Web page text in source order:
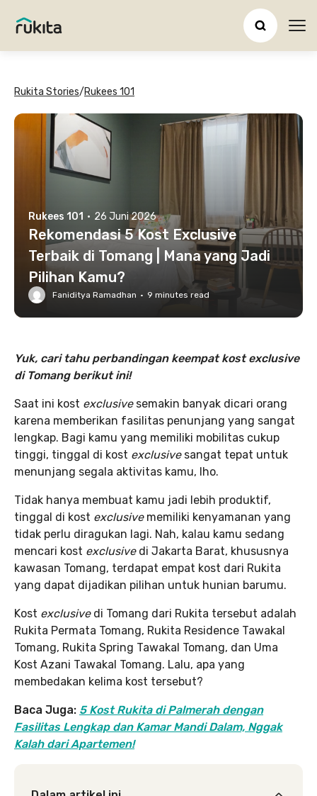
Rukita Stories/Rukees 101
Rukees 101 · 26 Juni 2026
Rekomendasi 5 Kost Exclusive
Terbaik di Tomang | Mana yang Jadi
Pilihan Kamu?
Faniditya Ramadhan · 9 minutes read
Yuk, cari tahu perbandingan keempat kost exclusive
di Tomang berikut ini!
Saat ini kost exclusive semakin banyak dicari orang
karena memberikan fasilitas penunjang yang sangat
lengkap. Bagi kamu yang memiliki mobilitas cukup
tinggi, tinggal di kost exclusive sangat tepat untuk
menunjang segala aktivitas kamu, lho.
Tidak hanya membuat kamu jadi lebih produktif,
tinggal di kost exclusive memiliki kenyamanan yang
tidak perlu diragukan lagi. Nah, kalau kamu sedang
mencari kost exclusivedi Jakarta Barat, khususnya
kawasan Tomang, terdapat empat kost dari Rukita
yang dapat dijadikan pilihan untuk hunian barumu.
Kost exclusivedi Tomang dari Rukita tersebut adalah
Rukita Permata Tomang, Rukita Residence Tawakal
Tomang, Rukita Spring Tawakal Tomang, dan Uma
Kost Azani Tawakal Tomang. Lalu, apa yang
membedakan kelima kost tersebut?
Baca Juga: 5 Kost Rukita di Palmerah dengan
Fasilitas Lengkap dan Kamar Mandi Dalam, Nggak
Kalah dari Apartemen!